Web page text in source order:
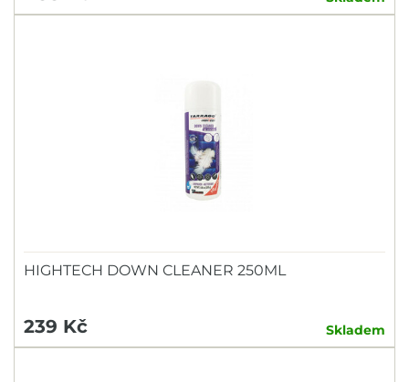
HIGHTECH DOWN CLEANER 250ML
239 Kč Skladem